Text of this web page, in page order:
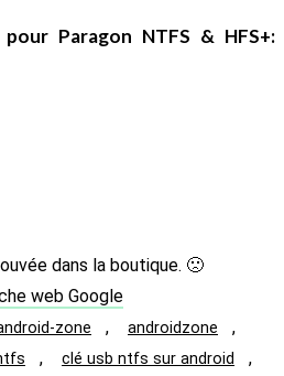
pour Paragon NTFS & HFS+:
dans la boutique. 🙁
web Google
zone , androidzone ,
, clé usb ntfs sur android ,